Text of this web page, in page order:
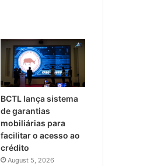
BCTL lança sistema
de garantias
mobiliárias para
facilitar o acesso ao
crédito
August 5, 2026